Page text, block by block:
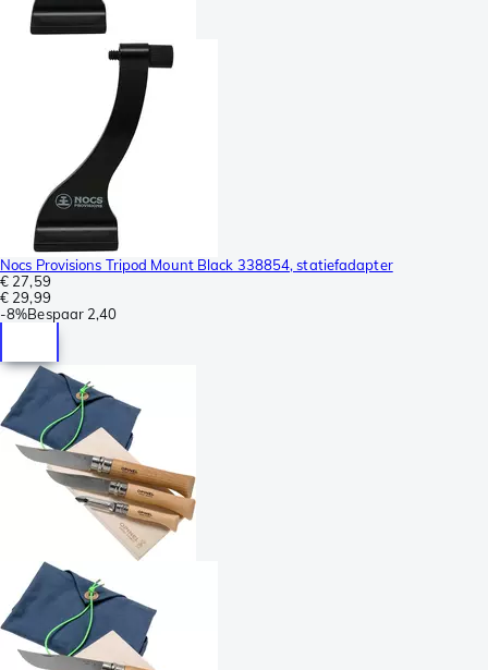
Nocs Provisions Tripod Mount Black 338854, statiefadapter
€ 27,59
€ 29,99
-8%Bespaar 2,40